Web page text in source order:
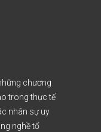
chương
trong thực tế
nhân sự uy
nghề tổ